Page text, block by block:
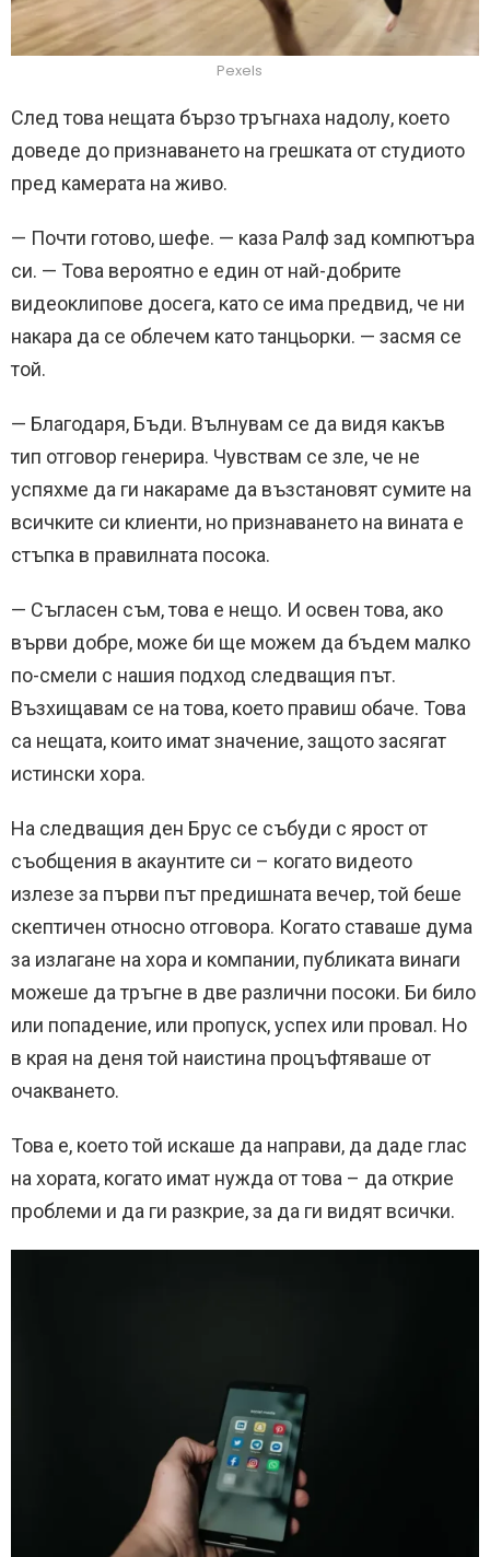
Pexels
След това нещата бързо тръгнаха надолу, което
доведе до признаването на грешката от студиото
пред камерата на живо.
— Почти готово, шефе. — каза Ралф зад компютъра
си. — Това вероятно е един от най-добрите
видеоклипове досега, като се има предвид, че ни
накара да се облечем като танцьорки. — засмя се
той.
— Благодаря, Бъди. Вълнувам се да видя какъв
тип отговор генерира. Чувствам се зле, че не
успяхме да ги накараме да възстановят сумите на
всичките си клиенти, но признаването на вината е
стъпка в правилната посока.
— Съгласен съм, това е нещо. И освен това, ако
върви добре, може би ще можем да бъдем малко
по-смели с нашия подход следващия път.
Възхищавам се на това, което правиш обаче. Това
са нещата, които имат значение, защото засягат
истински хора.
На следващия ден Брус се събуди с ярост от
съобщения в акаунтите си – когато видеото
излезе за първи път предишната вечер, той беше
скептичен относно отговора. Когато ставаше дума
за излагане на хора и компании, публиката винаги
можеше да тръгне в две различни посоки. Би било
или попадение, или пропуск, успех или провал. Но
в края на деня той наистина процъфтяваше от
очакването.
Това е, което той искаше да направи, да даде глас
на хората, когато имат нужда от това – да открие
проблеми и да ги разкрие, за да ги видят всички.